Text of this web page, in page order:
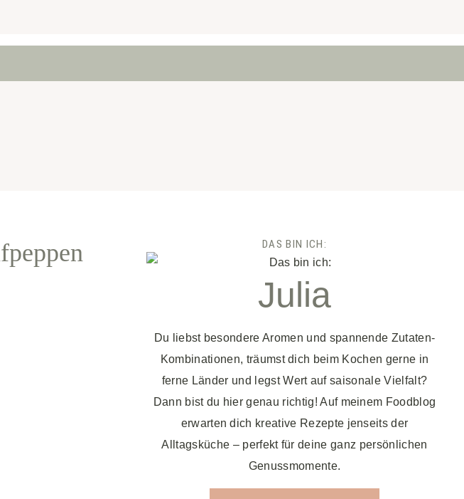
DAS BIN ICH:
Julia
Du liebst besondere Aromen und spannende Zutaten-
Kombinationen, träumst dich beim Kochen gerne in
ferne Länder und legst Wert auf saisonale Vielfalt?
Dann bist du hier genau richtig! Auf meinem Foodblog
erwarten dich kreative Rezepte jenseits der
Alltagsküche – perfekt für deine ganz persönlichen
Genussmomente.